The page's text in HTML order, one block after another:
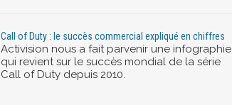
Call of Duty : le succès commercial expliqué en chiffres
Activision nous a fait parvenir une infographie
qui revient sur le succès mondial de la série
Call of Duty depuis 2010.